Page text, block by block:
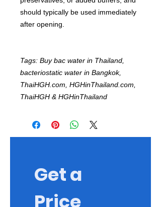
should typically be used immediately
after opening.
Tags: Buy bac water in Thailand,
bacteriostatic water in Bangkok,
ThaiHGH.com, HGHinThailand.com,
ThaiHGH & HGHinThailand
Get a
Price